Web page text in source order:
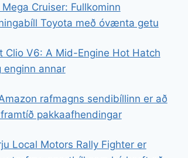
Cruiser: Fullkominn
Toyota með óvænta getu
Clio V6: A Mid-Engine Hot Hatch
enginn annar
rafmagns sendibíllinn er að
pakkaafhendingar
Local Motors Rally Fighter er